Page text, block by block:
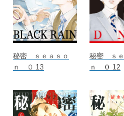
秘密 ｓｅａｓｏ
ｎ ０ 13
秘密 ｓｅ
ｎ ０ 12